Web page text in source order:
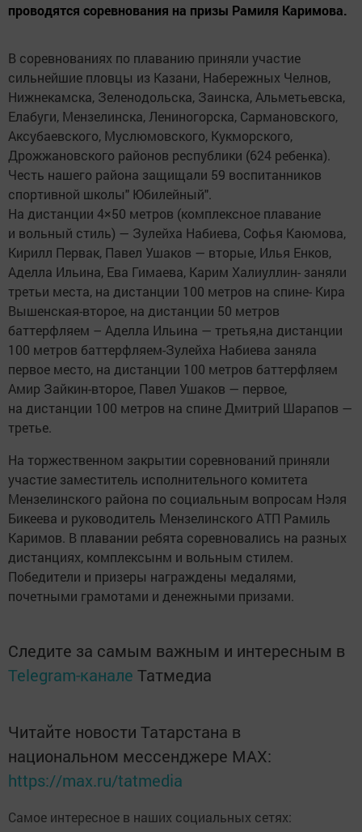
проводятся соревнования на призы Рамиля Каримова.
В соревнованиях по плаванию приняли участие
сильнейшие пловцы из Казани, Набережных Челнов,
Нижнекамска, Зеленодольска, Заинска, Альметьевска,
Елабуги, Мензелинска, Лениногорска, Сармановского,
Аксубаевского, Муслюмовского, Кукморского,
Дрожжановского районов республики (624 ребенка).
Честь нашего района защищали 59 воспитанников
спортивной школы" Юбилейный".
На дистанции 4×50 метров (комплексное плавание
и вольный стиль) — Зулейха Набиева, Софья Каюмова,
Кирилл Первак, Павел Ушаков — вторые, Илья Енков,
Аделла Ильина, Ева Гимаева, Карим Халиуллин- заняли
третьи места, на дистанции 100 метров на спине- Кира
Вышенская-второе, на дистанции 50 метров
баттерфляем – Аделла Ильина — третья,на дистанции
100 метров баттерфляем-Зулейха Набиева заняла
первое место, на дистанции 100 метров баттерфляем
Амир Зайкин-второе, Павел Ушаков — первое,
на дистанции 100 метров на спине Дмитрий Шарапов —
третье.
На торжественном закрытии соревнований приняли
участие заместитель исполнительного комитета
Мензелинского района по социальным вопросам Нэля
Бикеева и руководитель Мензелинского АТП Рамиль
Каримов. В плавании ребята соревновались на разных
дистанциях, комплексынм и вольным стилем.
Победители и призеры награждены медалями,
почетными грамотами и денежными призами.
Следите за самым важным и интересным в
Telegram-канале Татмедиа
Читайте новости Татарстана в
национальном мессенджере MАХ:
https://max.ru/tatmedia
Самое интересное в наших социальных сетях: